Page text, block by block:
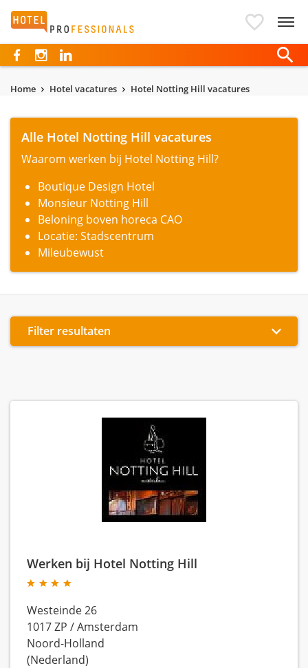
Hotelprofessionals
Home Hotel vacatures Hotel Notting Hill vacatures
Alle Hotel Notting Hill vacatures
Waarom werken bij Hotel Notting Hill?
Boutique Design Hotel
Monsieur Notting Hill
Beloning boven horeca CAO
Locatie: Stadscentrum
Mileubewust
Filter resultaten
Werken bij Hotel Notting Hill
Westeinde 26
1017 ZP /Amsterdam
Noord-Holland
(Nederland)